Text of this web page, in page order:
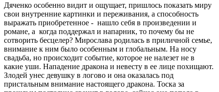
Дяченко особенно видит и ощущает, пришлось показать миру
свои внутренние картинки и переживания, а способность
выражать приобретенное - нашло себя в произведении и
романе, а когда поддержал и напарник, то почему бы не
сотворить бесцелер? Мирослава родилась в приличной семье,
внимание к ним было особенным и глобальным. На носу
свадьба, но происходит событие, которое не налезет не в
какие уши. Нападение дракона и невесту в ее лице похищают.
Злодей унес девушку в логово и она оказалась под
пристальным внимание настоящего дракона. Тоска за